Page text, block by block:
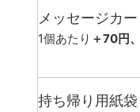
メッセージカー
1個あたり ＋70円
持ち帰り用紙袋